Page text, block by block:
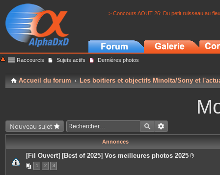
> Concours AOUT 26: Du petit ruisseau au
Raccourcis Sujets actifs Dernières photos
Accueil du forum Les boitiers et objectifs Minolta/Sony et
Nouveau sujet
Annonces
[Fil Ouvert] [Best of 2025] Vos meilleures photos 2025
1 2 3